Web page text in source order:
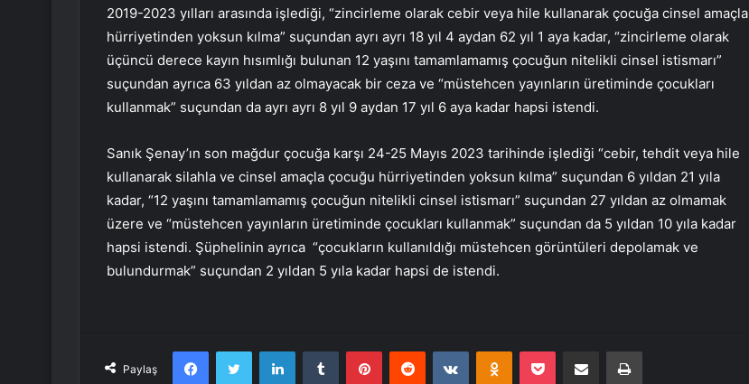
2019-2023 yılları arasında işlediği, “zincirleme olarak cebir veya hile kullanarak çocuğa cinsel amaçla
hürriyetinden yoksun kılma” suçundan ayrı ayrı 18 yıl 4 aydan 62 yıl 1 aya kadar, “zincirleme olarak
üçüncü derece kayın hısımlığı bulunan 12 yaşını tamamlamamış çocuğun nitelikli cinsel istismarı”
suçundan ayrıca 63 yıldan az olmayacak bir ceza ve “müstehcen yayınların üretiminde çocukları
kullanmak” suçundan da ayrı ayrı 8 yıl 9 aydan 17 yıl 6 aya kadar hapsi istendi.
Sanık Şenay’ın son mağdur çocuğa karşı 24-25 Mayıs 2023 tarihinde işlediği “cebir, tehdit veya hile
kullanarak silahla ve cinsel amaçla çocuğu hürriyetinden yoksun kılma” suçundan 6 yıldan 21 yıla
kadar, “12 yaşını tamamlamamış çocuğun nitelikli cinsel istismarı” suçundan 27 yıldan az olmamak
üzere ve “müstehcen yayınların üretiminde çocukları kullanmak” suçundan da 5 yıldan 10 yıla kadar
hapsi istendi. Şüphelinin ayrıca “çocukların kullanıldığı müstehcen görüntüleri depolamak ve
bulundurmak” suçundan 2 yıldan 5 yıla kadar hapsi de istendi.
Paylaş
FacebookTwitter LinkedInTumblr PinterestReddit VKontakteOdnoklassniki
Pocket E-Posta ile paylaş Yazdır